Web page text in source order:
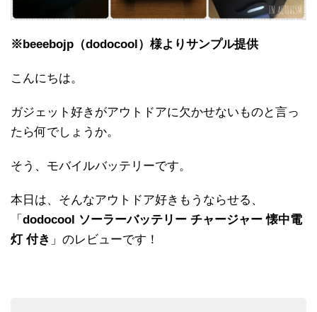
※beeebojp（dodocool）様よりサンプル提供
こんにちは。
ガジェット好きがアウトドアに欠かせないものと言っ
たら何でしょうか。
そう、モバイルバッテリーです。
本日は、そんなアウトドア好きもうならせる、
「 dodocool ソーラーバッテリー チャージャー 懐中電
灯 付き 」のレビューです！